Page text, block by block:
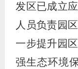
发区已成立
人员负责园
一步提升园
强生态环境